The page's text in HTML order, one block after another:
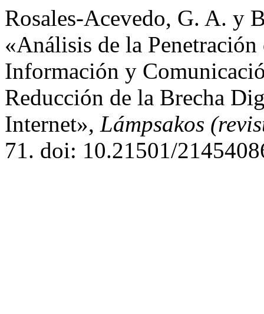
Rosales-Acevedo, G. A. y
«Análisis de la
Información y
Reducción de la Brecha
Internet», Lámpsakos
71. doi: 10.21501/